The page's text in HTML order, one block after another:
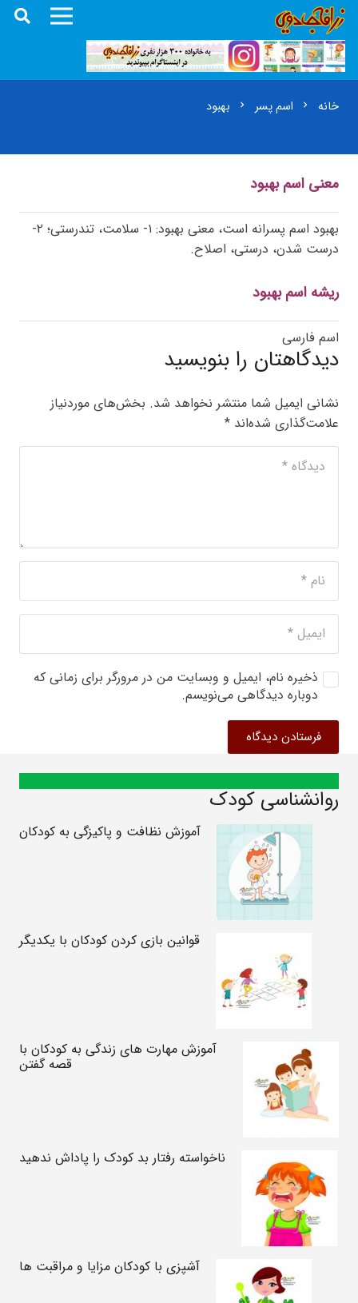
خانه chevron_right اسم پسر chevron_right بهبود
معنی اسم بهبود
بهبود اسم پسرانه است، معنی بهبود: ۱- سلامت، تندرستی؛ ۲-
درست شدن، درستی، اصلاح.
ریشه اسم بهبود
اسم فارسی
دیدگاهتان را بنویسید
نشانی ایمیل شما منتشر نخواهد شد. بخش‌های موردنیاز
علامت‌گذاری شده‌اند *
ذخیره نام، ایمیل و وبسایت من در مرورگر برای زمانی که
دوباره دیدگاهی می‌نویسم.
فرستادن دیدگاه
روانشناسی کودک
آموزش نظافت و پاکیزگی به کودکان
قوانین بازی کردن کودکان با یکدیگر
آموزش مهارت های زندگی به کودکان با
قصه گفتن
ناخواسته رفتار بد کودک را پاداش ندهید
آشپزی با کودکان مزایا و مراقبت ها